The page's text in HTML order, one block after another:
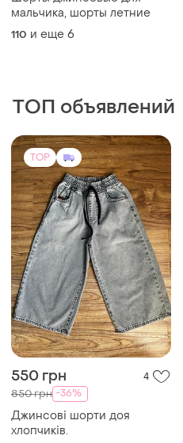
мальчика, шорты летние
110 и еще 6
ТОП объявлений
TOP
550 грн 4
850 грн -36%
Джинсові шорти доя
хлопчиків.